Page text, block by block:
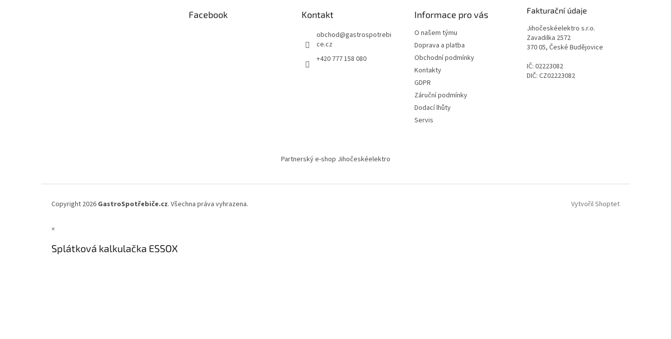
Facebook Kontakt
obchod@gastrospotrebi
ce.cz
+420 777 158 080
Informace pro vás
O našem týmu
Doprava a platba
Obchodní podmínky
Kontakty
GDPR
Záruční podmínky
Dodací lhůty
Servis
Fakturační údaje
Jihočeskéelektro s.r.o.
Zavadilka 2572
370 05, České Budějovice
IČ: 02223082
DIČ: CZ02223082
Partnerský e-shop Jihočeskéelektro
Vytvořil Shoptet
Copyright 2026 GastroSpotřebiče.cz. Všechna práva vyhrazena.
×
Splátková kalkulačka ESSOX